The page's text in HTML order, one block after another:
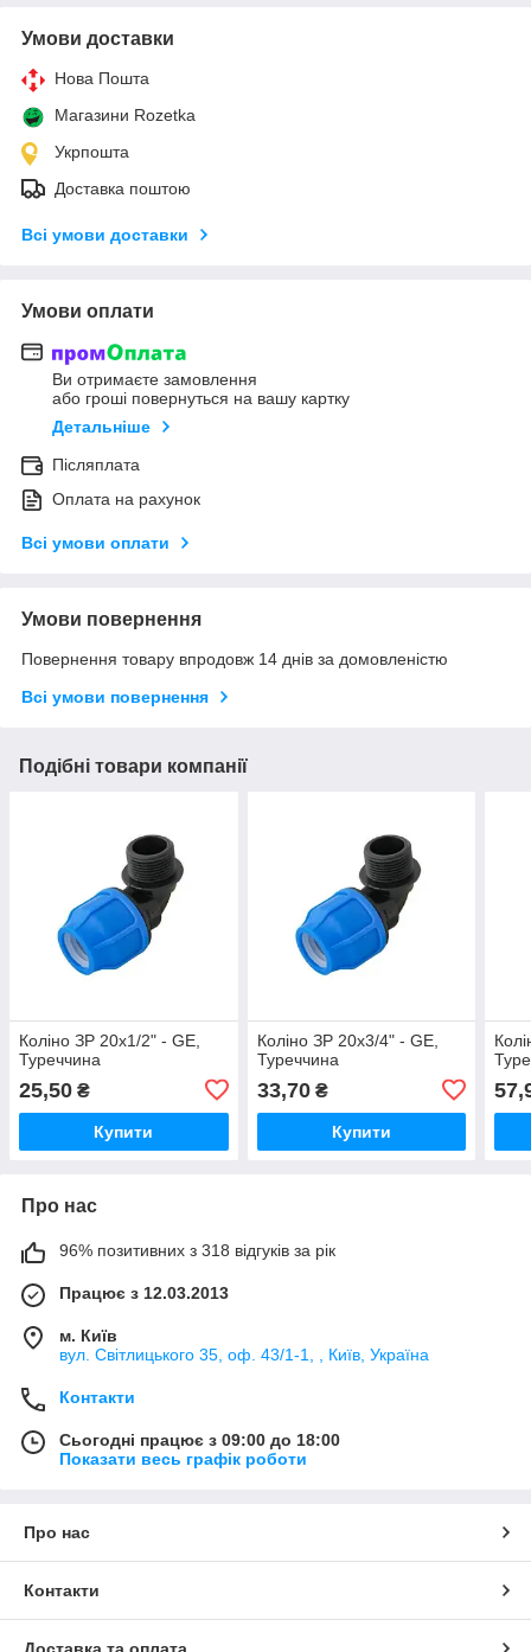
Умови доставки
Нова Пошта
Магазини Rozetka
Укрпошта
Доставка поштою
Всі умови доставки
Умови оплати
Ви отримаєте замовлення
або гроші повернуться на вашу картку
Детальніше
Післяплата
Оплата на рахунок
Всі умови оплати
Умови повернення
Повернення товару впродовж 14 днів за домовленістю
Всі умови повернення
Подібні товари компанії
Коліно ЗР 20х1/2" - GE,
Туреччина
25,50 ₴
Купити
Коліно ЗР 20х3/4" - GE,
Туреччина
33,70₴
Купити
Про нас
96% позитивних з 318 відгуків за рік
Працює з 12.03.2013
м. Київ
вул. Світлицького 35, оф. 43/1-1, , Київ, Україна
Контакти
Сьогодні працює з 09:00 до 18:00
Показати весь графік роботи
Про нас
Контакти